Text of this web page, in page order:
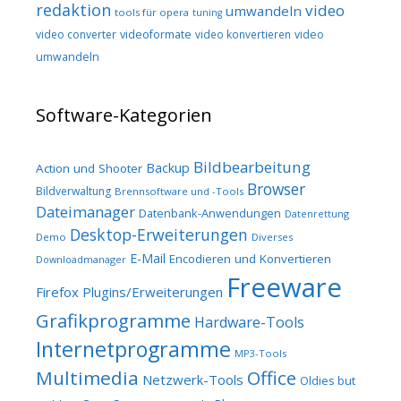
redaktion tools für opera tuning umwandeln video
video converter videoformate video konvertieren video
umwandeln
Software-Kategorien
Action und Shooter Backup Bildbearbeitung
Bildverwaltung Brennsoftware und -Tools Browser
Dateimanager Datenbank-Anwendungen Datenrettung
Demo Desktop-Erweiterungen Diverses
Downloadmanager E-Mail Encodieren und Konvertieren
Firefox Plugins/Erweiterungen Freeware
Grafikprogramme Hardware-Tools
Internetprogramme MP3-Tools
Multimedia Netzwerk-Tools Office Oldies but